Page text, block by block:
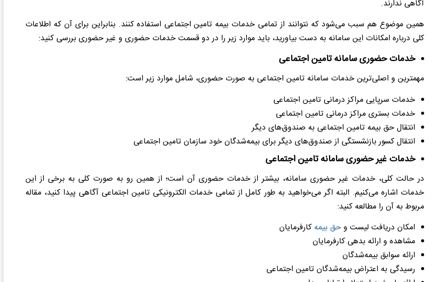
آگاهی ندارند.
همین موضوع هم سبب می‌شود که نتوانند از تمامی خدمات بیمه تامین اجتماعی استفاده کنند. بنابراین برای آن که اطلاعات
کلی درباره امکانات این سامانه به دست بیاورید، باید موارد زیر را در دو قسمت خدمات حضوری و غیر حضوری بررسی کنید:
خدمات حضوری سامانه تامین اجتماعی
مهمترین و اصلی‌ترین خدمات سامانه تامین اجتماعی به صورت حضوری، شامل موارد زیر است:
خدمات سرپایی مراکز درمانی تامین اجتماعی
خدمات بستری مراکز درمانی تامین اجتماعی
انتقال حق بیمه تامین اجتماعی به صندوق‌های دیگر
انتقال کسور بازنشستگی از صندوق‌های دیگر برای بیمه‌شدگان خود سازمان تامین اجتماعی
خدمات غیر حضوری سامانه تامین اجتماعی
در حالت کلی، خدمات غیر حضوری سامانه، بیشتر از خدمات حضوری آن است؛ از همین رو به صورت کلی به برخی از این
خدمات اشاره می‌کنیم. البته اگر می‌خواهید به طور کامل از تمامی خدمات الکترونیکی تامین اجتماعی آگاهی پیدا کنید، مقاله
مربوط به آن را مطالعه کنید:
امکان دریافت لیست وحق بیمه کارفرمایان
مشاهده و ارائه بدهی کارفرمایان
ارائه سوابق بیمه‌شدگان
رسیدگی به اعتراض بیمه‌شدگان تامین اجتماعی